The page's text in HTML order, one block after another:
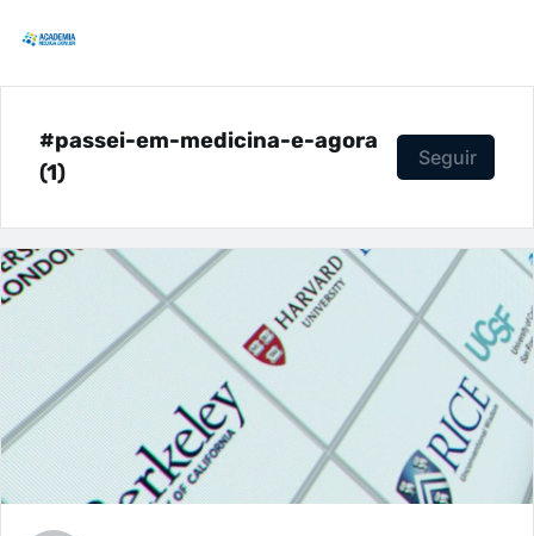
#passei-em-medicina-e-agora
(1)
Seguir